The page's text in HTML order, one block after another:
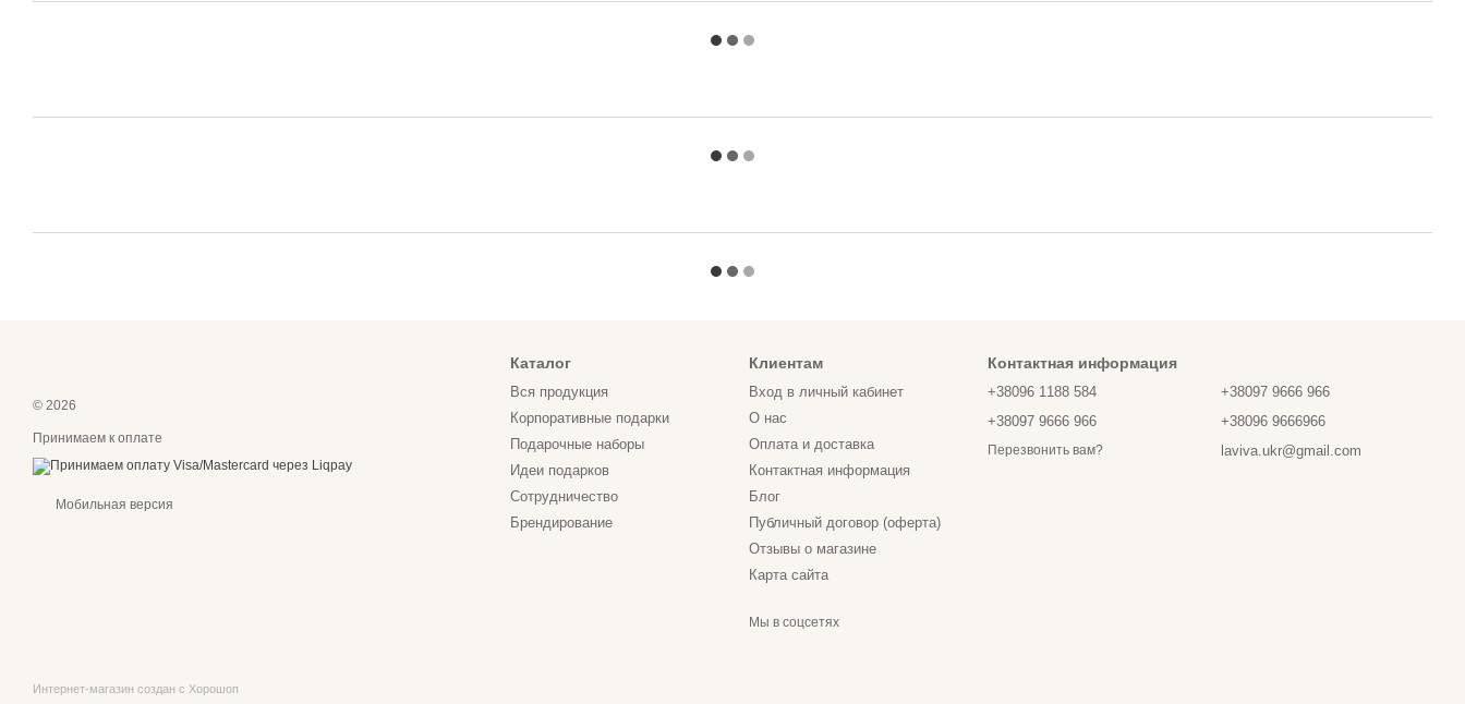
© 2026
Принимаем к оплате
Мобильная версия
Интернет-магазин создан с Хорошоп
Каталог
Вся продукция
Корпоративные подарки
Подарочные наборы
Идеи подарков
Сотрудничество
Брендирование
Клиентам
Вход в личный кабинет
О нас
Оплата и доставка
Контактная информация
Блог
Публичный договор (оферта)
Отзывы о магазине
Карта сайта
Мы в соцсетях
Контактная информация
+38096 1188 584
+38097 9666 966
Перезвонить вам?
+38097 9666 966
+38096 9666966
laviva.ukr@gmail.com